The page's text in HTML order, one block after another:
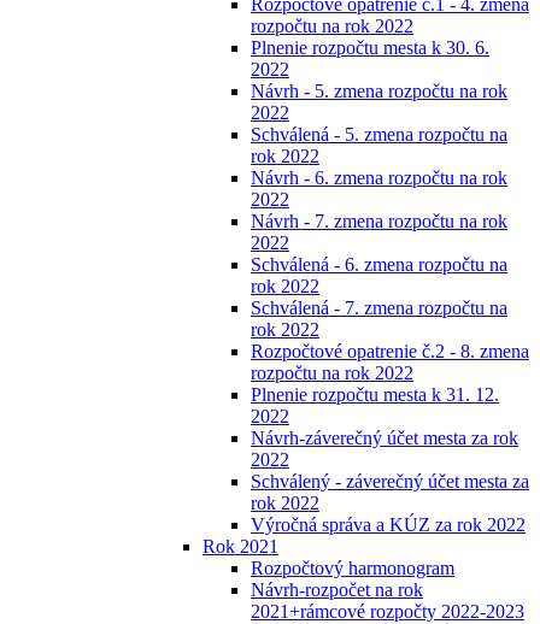
Rozpočtové opatrenie č.1 - 4. zmena
rozpočtu na rok 2022
Plnenie rozpočtu mesta k 30. 6.
2022
Návrh - 5. zmena rozpočtu na rok
2022
Schválená - 5. zmena rozpočtu na
rok 2022
Návrh - 6. zmena rozpočtu na rok
2022
Návrh - 7. zmena rozpočtu na rok
2022
Schválená - 6. zmena rozpočtu na
rok 2022
Schválená - 7. zmena rozpočtu na
rok 2022
Rozpočtové opatrenie č.2 - 8. zmena
rozpočtu na rok 2022
Plnenie rozpočtu mesta k 31. 12.
2022
Návrh-záverečný účet mesta za rok
2022
Schválený - záverečný účet mesta za
rok 2022
Výročná správa a KÚZ za rok 2022
Rok 2021
Rozpočtový harmonogram
Návrh-rozpočet na rok
2021+rámcové rozpočty 2022-2023